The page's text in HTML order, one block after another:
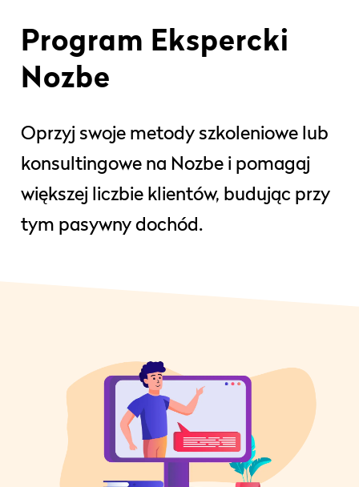
Program Ekspercki
Nozbe
Oprzyj swoje metody szkoleniowe lub
konsultingowe na Nozbe i pomagaj
większej liczbie klientów, budując przy
tym pasywny dochód.